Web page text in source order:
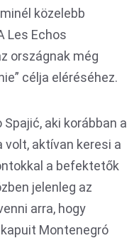
közelebb
Les Echos
országnak még
célja eléréséhez.
aki korábban a
aktívan keresi a
a befektetők
jelenleg az
arra, hogy
Montenegró